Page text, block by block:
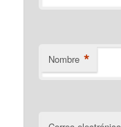
Nombre *